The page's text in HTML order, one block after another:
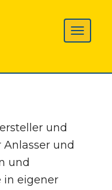
und
und
und
in eigener